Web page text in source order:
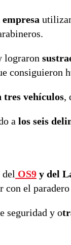
lograron
consiguieron
tres vehículos,
a los seis
OS9 y del
con el
seguridad y o